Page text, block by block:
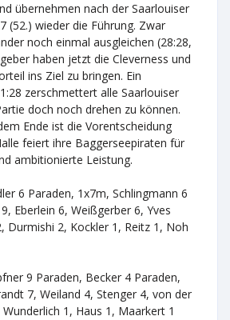
übernehmen nach der Saarlouiser
(52.) wieder die Führung. Zwar
noch einmal ausgleichen (28:28,
haben jetzt die Cleverness und
ins Ziel zu bringen. Ein
zerschmettert alle Saarlouiser
doch noch drehen zu können.
Ende ist die Vorentscheidung
feiert ihre Baggerseepiraten für
ambitionierte Leistung.
6 Paraden, 1x7m, Schlingmann 6
Eberlein 6, Weißgerber 6, Yves
Durmishi 2, Kockler 1, Reitz 1, Noh
9 Paraden, Becker 4 Paraden,
7, Weiland 4, Stenger 4, von der
1, Haus 1, Maarkert 1